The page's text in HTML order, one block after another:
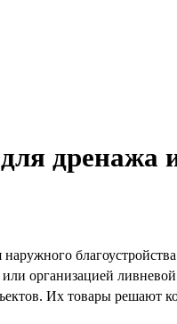
дренажа и
организацией
Их товары решают